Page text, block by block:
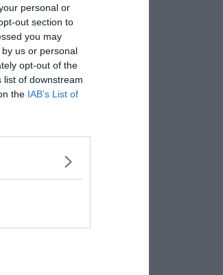
personal or
out section to
you may
us or personal
opt-out of the
list of downstream
the IAB’s List of